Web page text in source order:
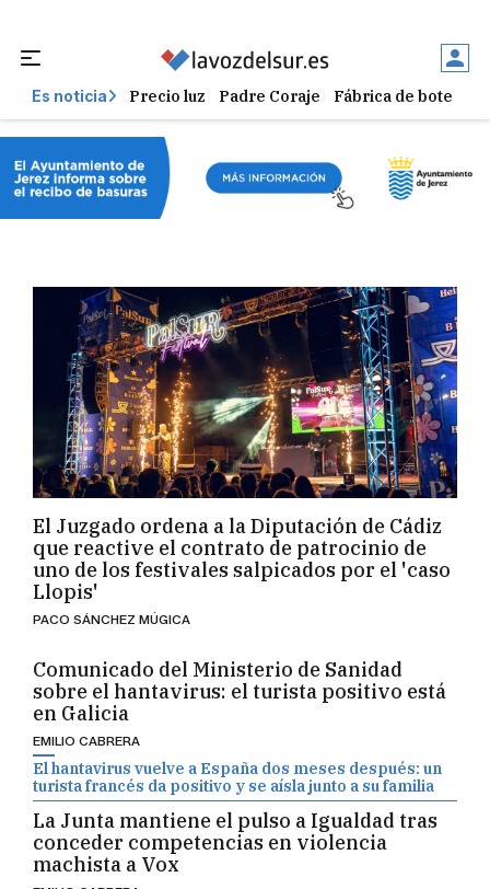
Es noticia Precio luz Padre Coraje Fábrica de botellas
El Juzgado ordena a la Diputación de Cádiz
que reactive el contrato de patrocinio de
uno de los festivales salpicados por el 'caso
Llopis'
PACO SÁNCHEZ MÚGICA
Comunicado del Ministerio de Sanidad
sobre el hantavirus: el turista positivo está
en Galicia
El hantavirus vuelve a España dos meses después: un
turista francés da positivo y se aísla junto a su familia
La Junta mantiene el pulso a Igualdad tras
conceder competencias en violencia
machista a Vox